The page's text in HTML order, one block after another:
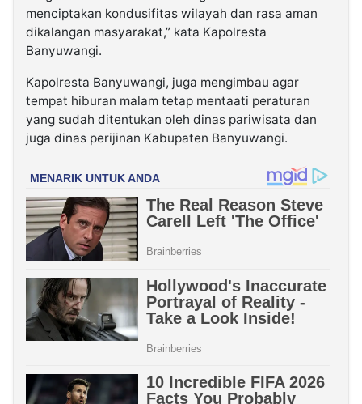
menciptakan kondusifitas wilayah dan rasa aman
dikalangan masyarakat,” kata Kapolresta
Banyuwangi.
Kapolresta Banyuwangi, juga mengimbau agar
tempat hiburan malam tetap mentaati peraturan
yang sudah ditentukan oleh dinas pariwisata dan
juga dinas perijinan Kabupaten Banyuwangi.